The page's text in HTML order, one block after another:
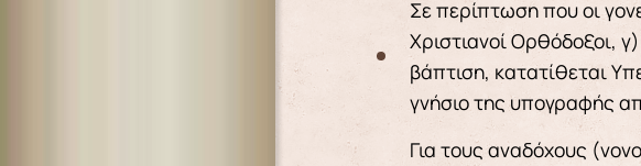
Σε περίπτωση που οι
Χριστιανοί Ορθόδοξοι,
βάπτιση, κατατίθεται
γνήσιο της υπογραφής
Για τους αναδόχους